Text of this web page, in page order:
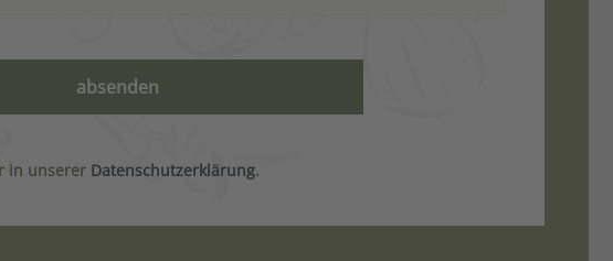
in unserer Datenschutzerklärung.